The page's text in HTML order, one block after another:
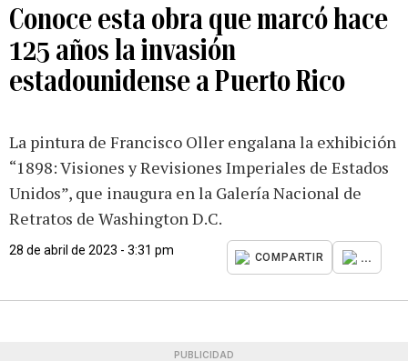
Conoce esta obra que marcó hace
125 años la invasión
estadounidense a Puerto Rico
La pintura de Francisco Oller engalana la exhibición
“1898: Visiones y Revisiones Imperiales de Estados
Unidos”, que inaugura en la Galería Nacional de
Retratos de Washington D.C.
28 de abril de 2023 - 3:31 pm
COMPARTIR ...
PUBLICIDAD